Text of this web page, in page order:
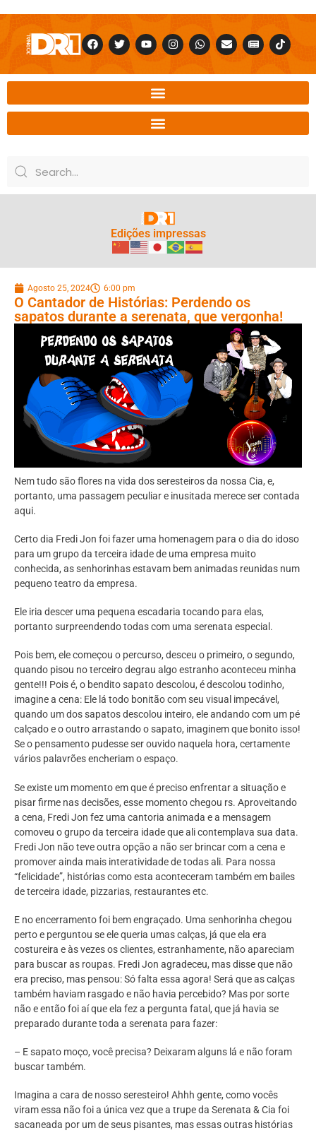
Edições impressas
Agosto 25, 2024 6:00 pm
O Cantador de Histórias: Perdendo os
sapatos durante a serenata, que vergonha!
Nem tudo são flores na vida dos seresteiros da nossa Cia, e,
portanto, uma passagem peculiar e inusitada merece ser contada
aqui.
Certo dia Fredi Jon foi fazer uma homenagem para o dia do idoso
para um grupo da terceira idade de uma empresa muito
conhecida, as senhorinhas estavam bem animadas reunidas num
pequeno teatro da empresa.
Ele iria descer uma pequena escadaria tocando para elas,
portanto surpreendendo todas com uma serenata especial.
Pois bem, ele começou o percurso, desceu o primeiro, o segundo,
quando pisou no terceiro degrau algo estranho aconteceu minha
gente!!! Pois é, o bendito sapato descolou, é descolou todinho,
imagine a cena: Ele lá todo bonitão com seu visual impecável,
quando um dos sapatos descolou inteiro, ele andando com um pé
calçado e o outro arrastando o sapato, imaginem que bonito isso!
Se o pensamento pudesse ser ouvido naquela hora, certamente
vários palavrões encheriam o espaço.
Se existe um momento em que é preciso enfrentar a situação e
pisar firme nas decisões, esse momento chegou rs. Aproveitando
a cena, Fredi Jon fez uma cantoria animada e a mensagem
comoveu o grupo da terceira idade que ali contemplava sua data.
Fredi Jon não teve outra opção a não ser brincar com a cena e
promover ainda mais interatividade de todas ali. Para nossa
“felicidade”, histórias como esta aconteceram também em bailes
de terceira idade, pizzarias, restaurantes etc.
E no encerramento foi bem engraçado. Uma senhorinha chegou
perto e perguntou se ele queria umas calças, já que ela era
costureira e às vezes os clientes, estranhamente, não apareciam
para buscar as roupas. Fredi Jon agradeceu, mas disse que não
era preciso, mas pensou: Só falta essa agora! Será que as calças
também haviam rasgado e não havia percebido? Mas por sorte
não e então foi aí que ela fez a pergunta fatal, que já havia se
preparado durante toda a serenata para fazer:
– E sapato moço, você precisa? Deixaram alguns lá e não foram
buscar também.
Imagina a cara de nosso seresteiro! Ahhh gente, como vocês
viram essa não foi a única vez que a trupe da Serenata & Cia foi
sacaneada por um de seus pisantes, mas essas outras histórias